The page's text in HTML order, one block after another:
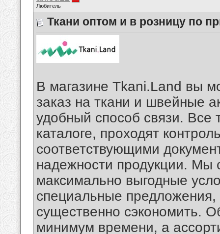
Любитель
Ткани оптом и в розницу по
В магазине Tkani.Land вы
заказ на ткани и швейные
удобный способ связи. Все
каталоге, проходят
соответствующими
надежности продукции. Мы
максимально выгодные
специальные
существенно сэкономить.
минимум времени, а